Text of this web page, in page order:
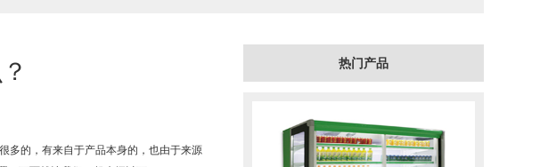
多的，有来自于产品本身的，也由于来源
热门产品